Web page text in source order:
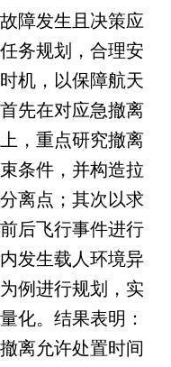
障发生且决策应
务规划，合理安
机，以保障航天
先在对应急撤离
，重点研究撤离
条件，并构造拉
离点；其次以求
后飞行事件进行
发生载人环境异
例进行规划，实
化。结果表明：
离允许处置时间